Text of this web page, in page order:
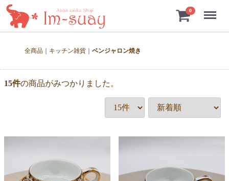
0 Menu
全商品 キッチン雑貨 ベンジャロン焼き
15件の商品がみつかりました。